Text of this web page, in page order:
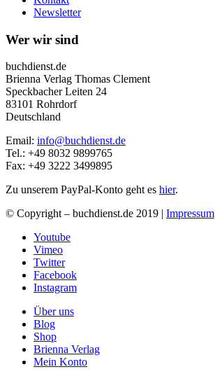
Newsletter
Wer wir sind
buchdienst.de
Brienna Verlag Thomas Clement
Speckbacher Leiten 24
83101 Rohrdorf
Deutschland
Email: info@buchdienst.de
Tel.: +49 8032 9899765
Fax: +49 3222 3499895
Zu unserem PayPal-Konto geht es hier.
© Copyright – buchdienst.de 2019 | Impressum
Youtube
Vimeo
Twitter
Facebook
Instagram
Über uns
Blog
Shop
Brienna Verlag
Mein Konto